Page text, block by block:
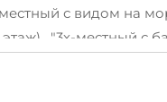
с видом на
, "3х-местный с